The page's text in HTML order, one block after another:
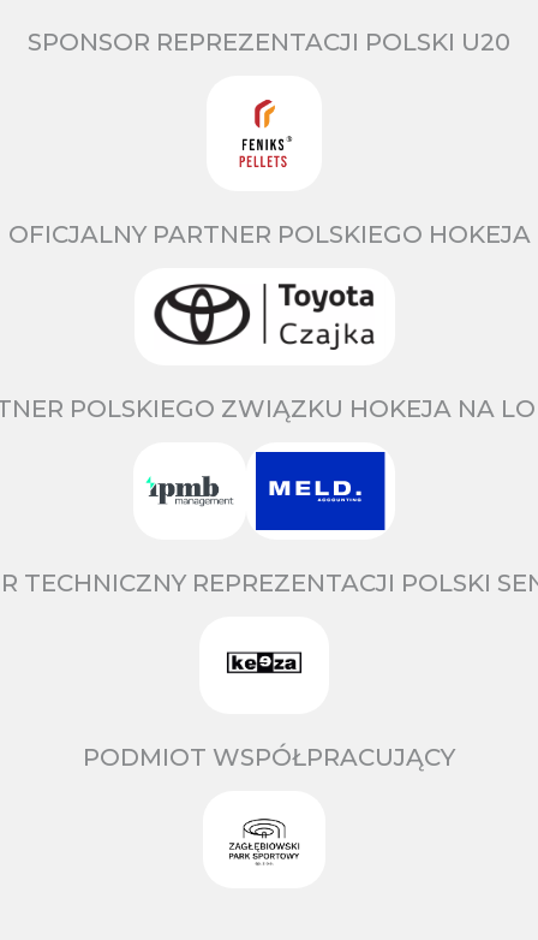
SPONSOR REPREZENTACJI POLSKI U20
OFICJALNY PARTNER POLSKIEGO HOKEJA
POLSKIEGO ZWIĄZKU HOKEJA NA
TECHNICZNY REPREZENTACJI POLSKI
PODMIOT WSPÓŁPRACUJĄCY